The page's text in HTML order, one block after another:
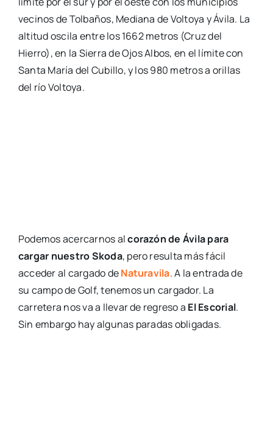
vecinos de Tolbaños, Mediana de Voltoya y Ávila. La
altitud oscila entre los 1662 metros (Cruz del
Hierro), en la Sierra de Ojos Albos, en el límite con
Santa María del Cubillo, y los 980 metros a orillas
del río Voltoya.
Podemos acercarnos alcorazón de Ávila para
cargar nuestro Skoda, pero resulta más fácil
acceder al cargado deNaturavila. A la entrada de
su campo de Golf, tenemos un cargador. La
carretera nos va a llevar de regreso a El Escorial.
Sin embargo hay algunas paradas obligadas.